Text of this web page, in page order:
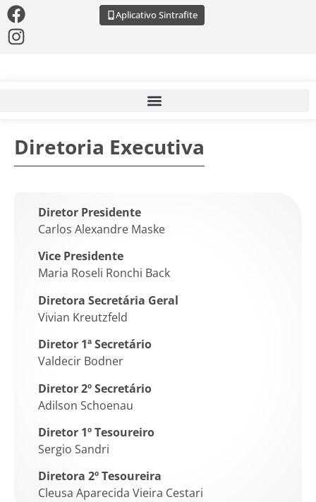
Aplicativo Sintrafite
Diretoria Executiva
Diretor Presidente
Carlos Alexandre Maske
Vice Presidente
Maria Roseli Ronchi Back
Diretora Secretária Geral
Vivian Kreutzfeld
Diretor 1ª Secretário
Valdecir Bodner
Diretor 2º Secretário
Adilson Schoenau
Diretor 1º Tesoureiro
Sergio Sandri
Diretora 2º Tesoureira
Cleusa Aparecida Vieira Cestari